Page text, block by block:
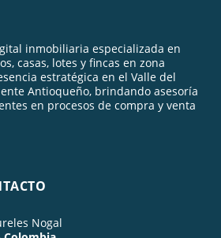
inmobiliaria especializada en
casas, lotes y fincas en zona
estratégica en el Valle del
Antioqueño, brindando asesoría
en procesos de compra y venta
Nogal